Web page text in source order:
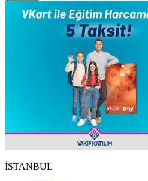
İSTANBUL